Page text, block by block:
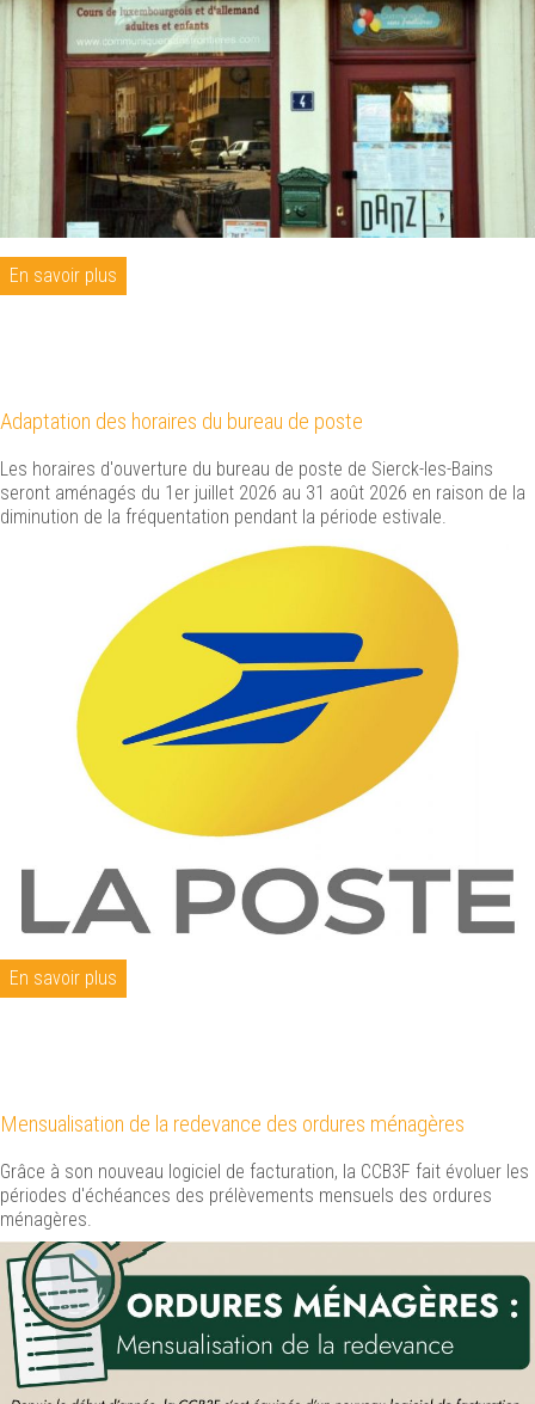
En savoir plus
Adaptation des horaires du bureau de poste
Les horaires d'ouverture du bureau de poste de Sierck-les-Bains
seront aménagés du 1er juillet 2026 au 31 août 2026 en raison de la
diminution de la fréquentation pendant la période estivale.
En savoir plus
Mensualisation de la redevance des ordures ménagères
Grâce à son nouveau logiciel de facturation, la CCB3F fait évoluer les
périodes d'échéances des prélèvements mensuels des ordures
ménagères.